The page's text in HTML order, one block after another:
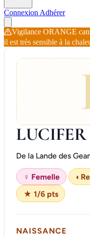
Connexion Adhérer
Vigilance ORANGE
il est très sensible à la
LUCIFER
De la Lande des
♀ Femelle ◐
★ 1/6 pts
NAISSANCE